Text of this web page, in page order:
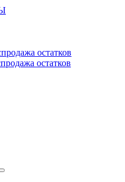
остатков
остатков